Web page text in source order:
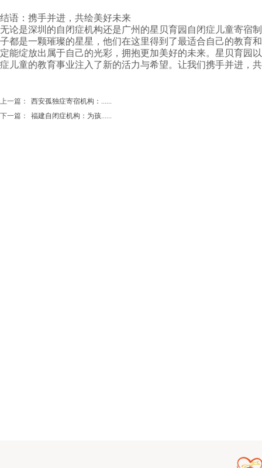
结语：携手并进，共绘美好未来
无论是深圳的自闭症机构还是广州的星贝育园 自闭症儿童寄宿
子都是一颗璀璨的星星，他们在这里得到了最适合自己的教育
定能绽放出属于自己的光彩，拥抱更加美好的未来。星贝育园
症儿童的教育事业注入了新的活力与希望。让我们携手并进，
上一篇：
西安孤独症寄宿机构：......
下一篇：
福建自闭症机构：为孩......